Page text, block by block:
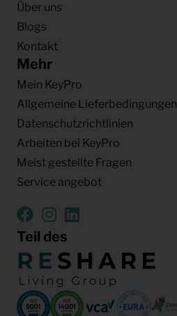
Über uns
Blogs
Kontakt
Mehr
Mein KeyPro
Allgemeine Lieferbedingungen
Datenschutzrichtlinien
Arbeiten bei KeyPro
Meist gestellte Fragen
Service angebot
Teil des